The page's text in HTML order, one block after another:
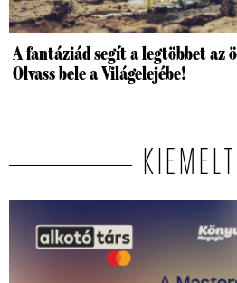
A fantáziád segít a legtöbbet az
Olvass bele a Világelejébe!